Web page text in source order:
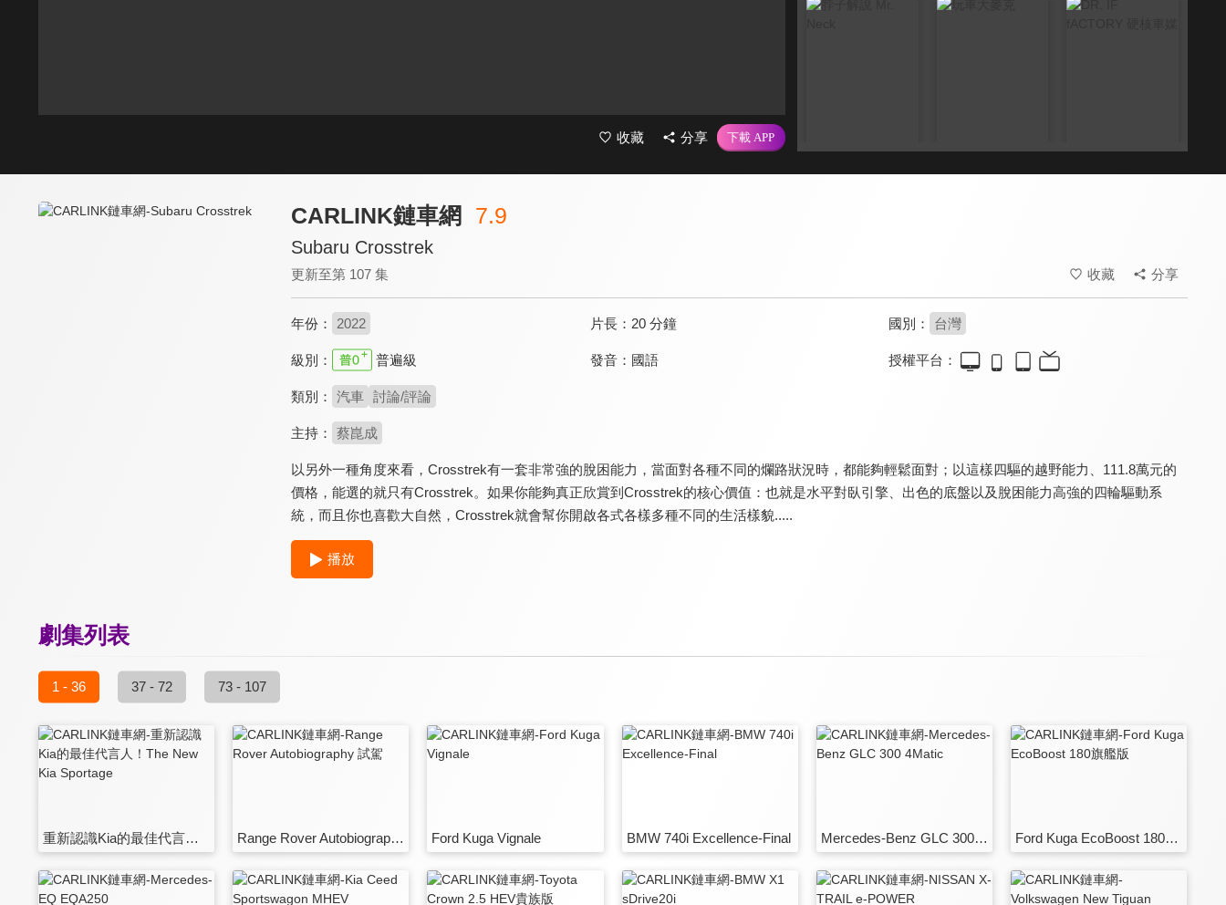
收藏 分享
CARLINK鏈車網 7.9
Subaru Crosstrek
更新至第 107 集 收藏 分享
年份： 2022 片長： 20 分鐘 國別： 台灣
級別： 普遍級 發音： 國語 授權平台：
類別： 汽車 討論/評論
主持： 蔡崑成
以另外一種角度來看，Crosstrek有一套非常強的脫困能力，當面對各種不同的爛路狀況時，都能夠輕鬆面對；以這樣四驅的越野能力、111.8萬元的
價格，能選的就只有Crosstrek。如果你能夠真正欣賞到Crosstrek的核心價值：也就是水平對臥引擎、出色的底盤以及脫困能力高強的四輪驅動系
統，而且你也喜歡大自然，Crosstrek就會幫你開啟各式各樣多種不同的生活樣貌.....
播放
劇集列表
1 - 36 37 - 72 73 - 107
重新認識Kia的最佳代言人！The New Kia Sportage Range Rover Autobiography 試駕 Ford Kuga Vignale BMW 740i Excellence-Final Mercedes-Benz GLC 300 4Matic Ford Kuga EcoBoost 180旗艦版